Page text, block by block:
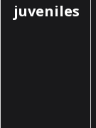
juveniles